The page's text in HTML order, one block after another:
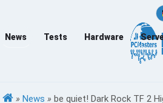
News Tests Hardware
» News » be quiet! Dark Rock TF 2